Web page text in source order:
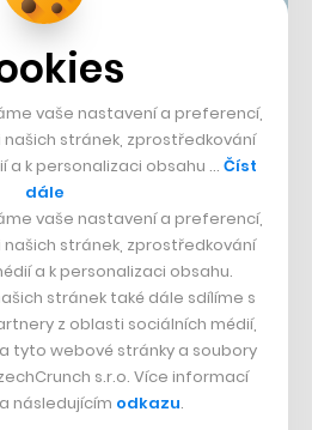
ve dne
pro genovou terapii.
říká chemik
vaše nastavení a preferencí,
stránek, zprostředkování
a k personalizaci obsahu … Číst
dále
vaše nastavení a preferencí,
stránek, zprostředkování
a k personalizaci obsahu.
stránek také dále sdílíme s
z oblasti sociálních médií,
tyto webové stránky a soubory
s.r.o. Více informací
následujícím odkazu.